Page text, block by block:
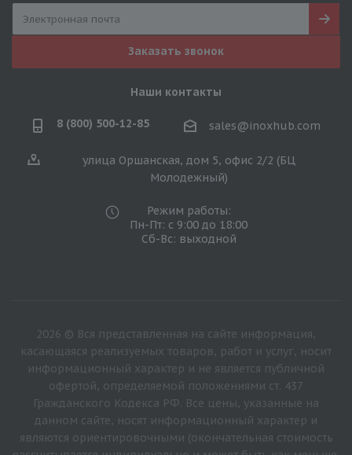
Заказать звонок
Наши контакты
8 (800) 500-12-85 sales@inoxhub.com
улица Оршанская, дом 5, офис 2/2 (БЦ
Молодежный)
Режим работы:
Пн-Пт: с 9:00 до 18:00
Сб-Вс: выходной
2026 © Вся представленная на сайте информация,
касающаяся реализуемых товаров, работ и услуг, носит
информационный характер и не является публичной
офертой, определяемой положениями ст. 437
Гражданского Кодекса РФ. Все цены, указанные на
данном сайте, носят информационный характер и
являются ориентировочными (окончательная стоимость